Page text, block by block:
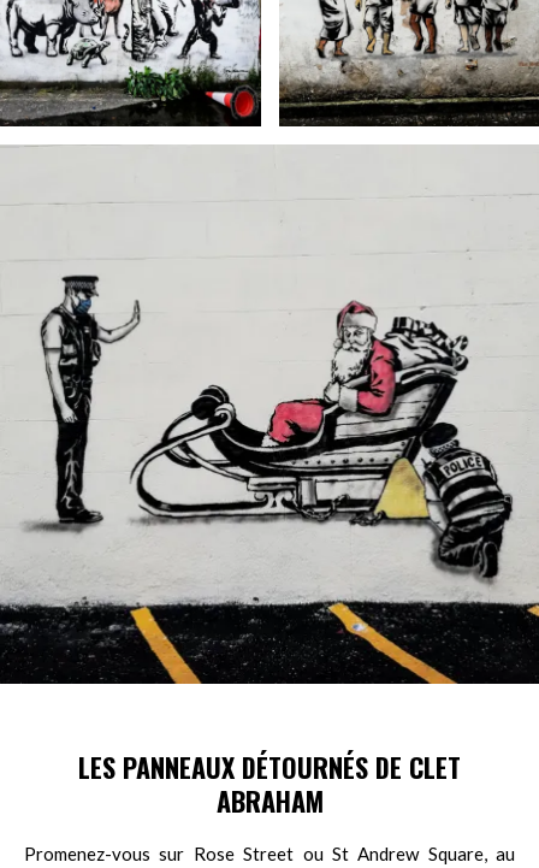
LES PANNEAUX DÉTOURNÉS DE CLET
ABRAHAM
Promenez-vous sur Rose Street ou St Andrew Square, au